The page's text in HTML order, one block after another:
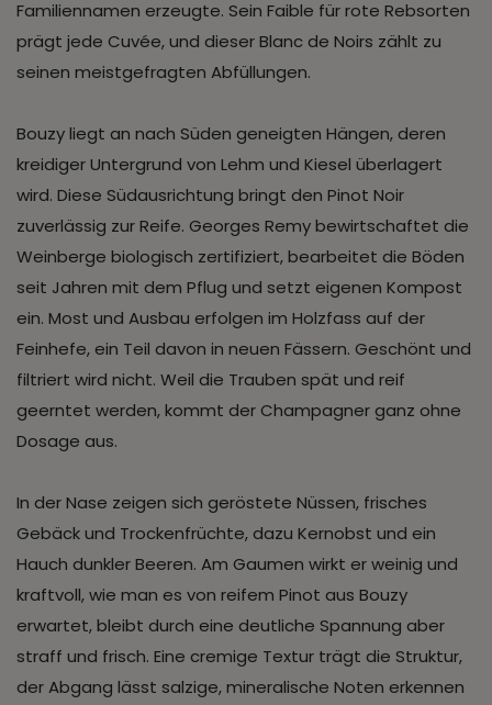
Familiennamen erzeugte. Sein Faible für rote Rebsorten
prägt jede Cuvée, und dieser Blanc de Noirs zählt zu
seinen meistgefragten Abfüllungen.
Bouzy liegt an nach Süden geneigten Hängen, deren
kreidiger Untergrund von Lehm und Kiesel überlagert
wird. Diese Südausrichtung bringt den Pinot Noir
zuverlässig zur Reife. Georges Remy bewirtschaftet die
Weinberge biologisch zertifiziert, bearbeitet die Böden
seit Jahren mit dem Pflug und setzt eigenen Kompost
ein. Most und Ausbau erfolgen im Holzfass auf der
Feinhefe, ein Teil davon in neuen Fässern. Geschönt und
filtriert wird nicht. Weil die Trauben spät und reif
geerntet werden, kommt der Champagner ganz ohne
Dosage aus.
In der Nase zeigen sich geröstete Nüssen, frisches
Gebäck und Trockenfrüchte, dazu Kernobst und ein
Hauch dunkler Beeren. Am Gaumen wirkt er weinig und
kraftvoll, wie man es von reifem Pinot aus Bouzy
erwartet, bleibt durch eine deutliche Spannung aber
straff und frisch. Eine cremige Textur trägt die Struktur,
der Abgang lässt salzige, mineralische Noten erkennen